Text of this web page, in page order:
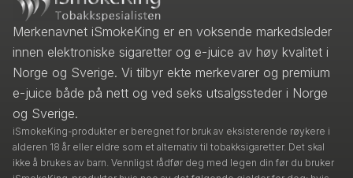
Merkenavnet iSmokeKing er en voksende markedsleder
innen elektroniske sigaretter og e-juice av høy kvalitet i
Norge og Sverige. Vi tilbyr ekte merkevarer og premium
e-juice både på nett og ved seks utsalgssteder i Norge
og Sverige.
iSmokeKing-produkter er beregnet for bruk av eksisterende røykere i
alderen 18 år eller eldre som et alternativ til tobakksigaretter. Det skal
ikke å brukes av barn. Vennligst rådfør deg med legen din før du bruker